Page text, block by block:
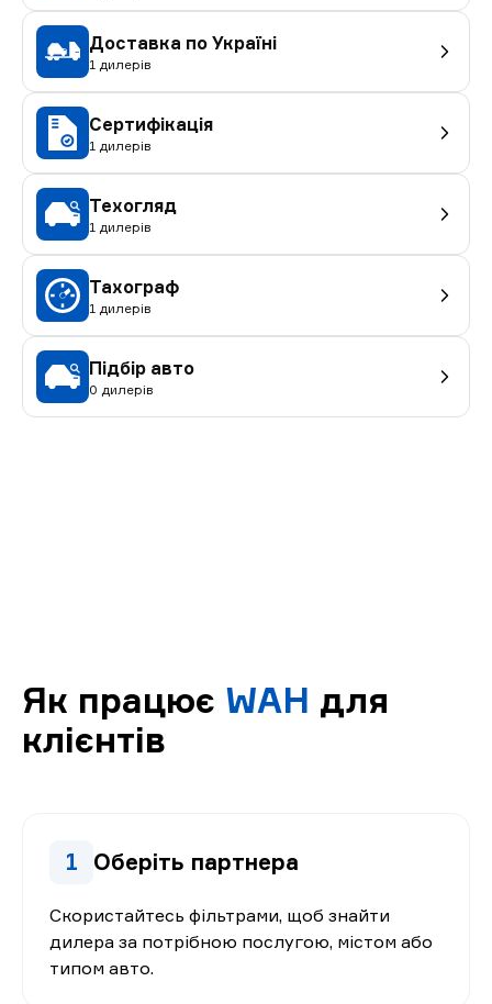
Доставка по Україні
1 дилерів
Сертифікація
1 дилерів
Техогляд
1 дилерів
Тахограф
1 дилерів
Підбір авто
0 дилерів
Як працює WAH для
клієнтів
1 Оберіть партнера
Скористайтесь фільтрами, щоб знайти
дилера за потрібною послугою, містом або
типом авто.